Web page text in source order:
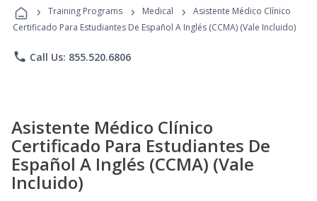
Programs
› Training Programs › Medical ›
Asistente Médico Clínico
Certificado Para Estudiantes De Español A Inglés (CCMA) (Vale Incluido)
phone Call Us: 855.520.6806
Asistente Médico Clínico
Certificado Para Estudiantes De
Español A Inglés (CCMA) (Vale
Incluido)